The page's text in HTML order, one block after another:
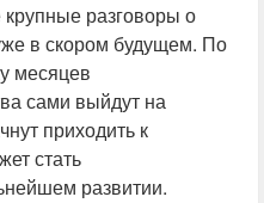
разговоры о
в скором будущем. По
месяцев
сами выйдут на
приходить к
стать
развитии.